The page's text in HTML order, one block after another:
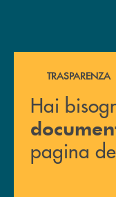
Hai bisogno
TRASPARENZA
Hai
pagina